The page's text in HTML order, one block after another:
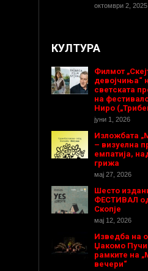
октомври 2, 2025
КУЛТУРА
Филмот
девојчиња“
светската
на
Ниро
јуни 1, 2026
Изложбата
– визуелна
емпатија,
грижа
мај 27, 2026
Шесто
ФЕСТИВАЛ од
Скопје
мај 12, 2026
Изведба на
Џакомо
рамките на
вечери“